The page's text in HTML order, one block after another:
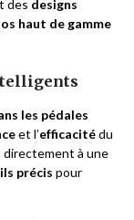
des designs
haut de gamme
les pédales
et l’efficacitédu
directement à une
précis pour